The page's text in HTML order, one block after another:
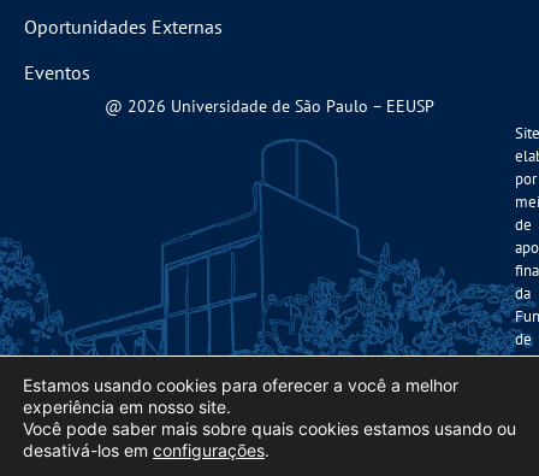
Oportunidades Externas
Eventos
@ 2026 Universidade de São Paulo – EEUSP
Site
por
de
da
de
Estamos usando cookies para oferecer a você a melhor
experiência em nosso site.
Você pode saber mais sobre quais cookies estamos usando ou
desativá-los em configurações.